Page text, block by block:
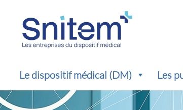
Le dispositif médical (DM) Les